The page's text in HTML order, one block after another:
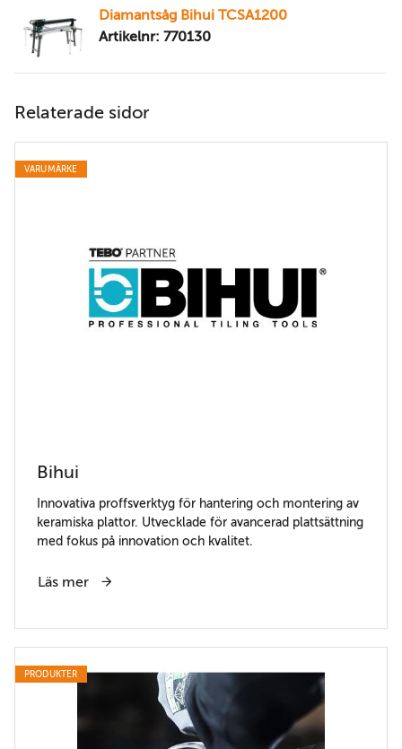
Diamantsåg Bihui TCSA1200
Artikelnr: 770130
Relaterade sidor
VARUMÄRKE
Bihui
Innovativa proffsverktyg för hantering och montering av
keramiska plattor. Utvecklade för avancerad plattsättning
med fokus på innovation och kvalitet.
Läs mer
PRODUKTER